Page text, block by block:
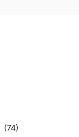
(74)